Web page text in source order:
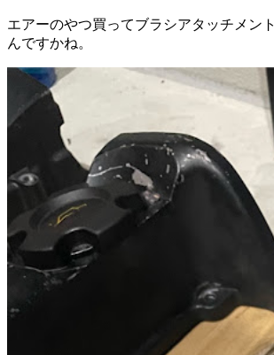
エアーのやつ買ってブラシアタッチメン
んですかね。